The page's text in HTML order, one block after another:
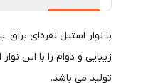
با نوار استیل نقره‌ای
تولید می باشد.